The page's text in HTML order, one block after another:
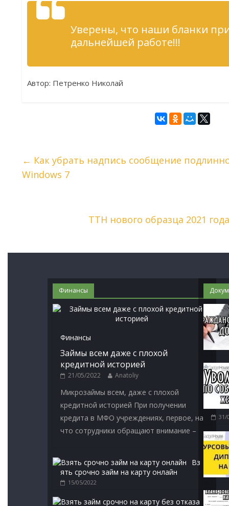
Уверены, что наши бланки
дальнейшей работе!!!
Автор: Петренко Николай
← Как убрать надпись сообщение
Windows 7
ТТН нового образца 2021
Финансы
Финансы
Займы всем даже с плохой
кредитной историей
21/05/2022 Anatoliy
Микрозаймы всем, даже с плохой
кредитной историей При получении
кредита в МФО учреждениях, первое, на
что сотрудники обращают внимание –
Вз
ять срочно займ на карту онлайн
15/05/2022
31/